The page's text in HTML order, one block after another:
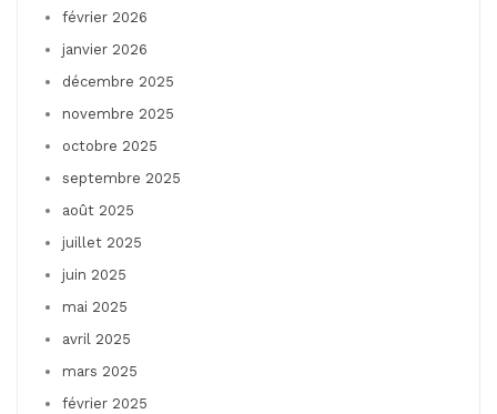
février 2026
janvier 2026
décembre 2025
novembre 2025
octobre 2025
septembre 2025
août 2025
juillet 2025
juin 2025
mai 2025
avril 2025
mars 2025
février 2025